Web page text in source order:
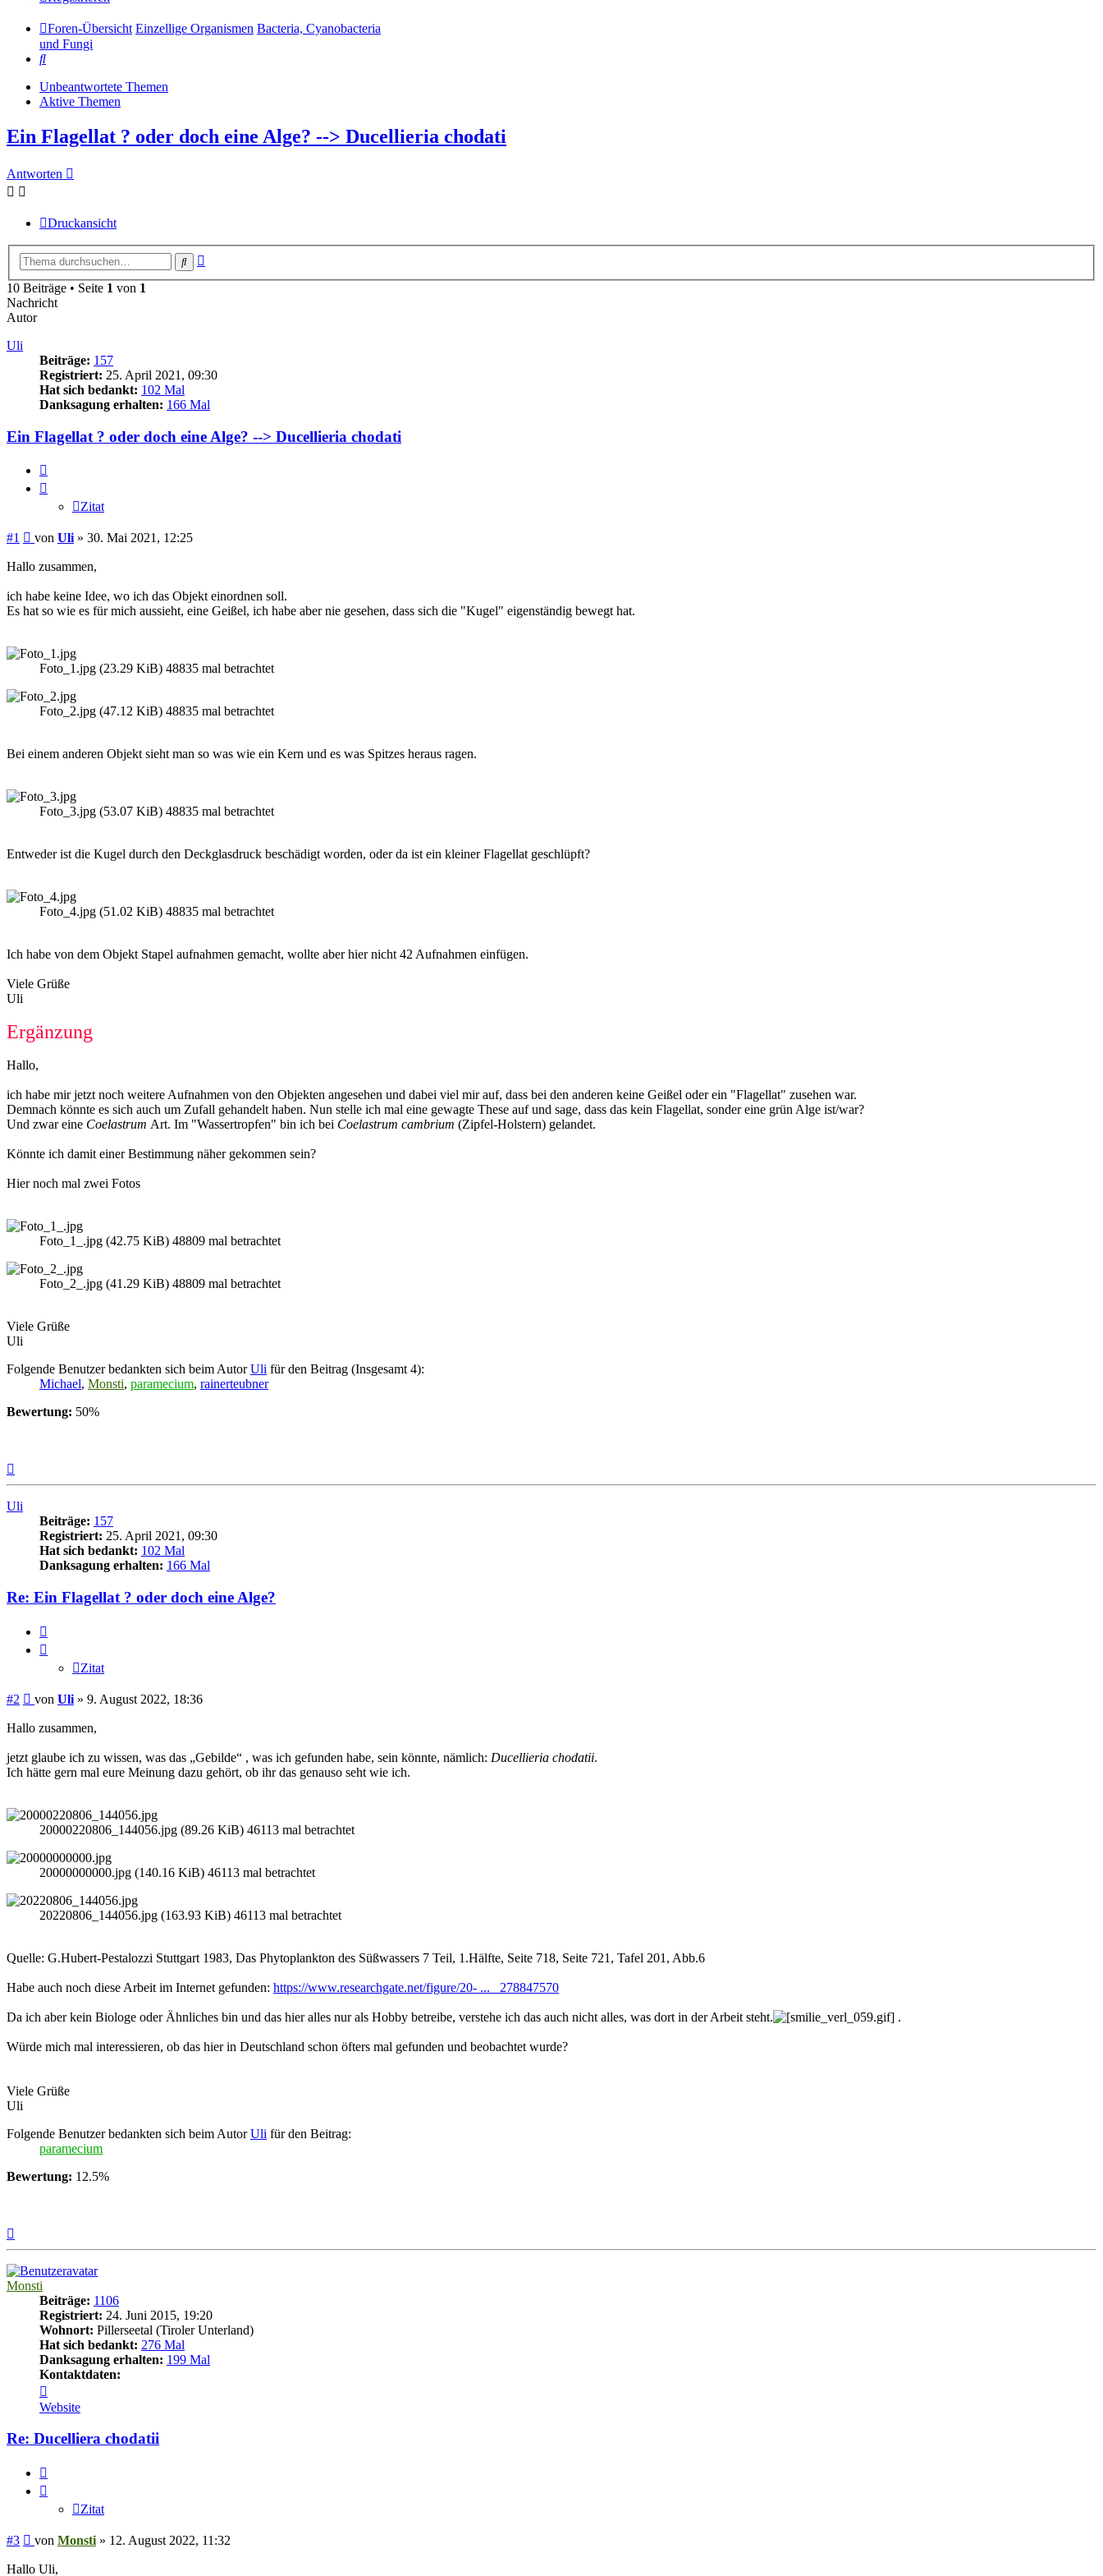
Foren-Übersicht Einzellige Organismen Bacteria, Cyanobacteria
und Fungi
Suche
Unbeantwortete Themen
Aktive Themen
Ein Flagellat ? oder doch eine Alge? --> Ducellieria chodati
Antworten
Druckansicht
Suche
10 Beiträge • Seite 1 von 1
Nachricht
Autor
Uli
Beiträge: 157
Registriert: 25. April 2021, 09:30
Hat sich bedankt: 102 Mal
Danksagung erhalten: 166 Mal
Ein Flagellat ? oder doch eine Alge? --> Ducellieria chodati
Zitat
#1 Beitrag
von Uli » 30. Mai 2021, 12:25
Hallo zusammen,
ich habe keine Idee, wo ich das Objekt einordnen soll.
Es hat so wie es für mich aussieht, eine Geißel, ich habe aber nie gesehen, dass sich die "Kugel" eigenständig bewegt hat.
Foto_1.jpg (23.29 KiB) 48835 mal betrachtet
Foto_2.jpg (47.12 KiB) 48835 mal betrachtet
Bei einem anderen Objekt sieht man so was wie ein Kern und es was Spitzes heraus ragen.
Foto_3.jpg (53.07 KiB) 48835 mal betrachtet
Entweder ist die Kugel durch den Deckglasdruck beschädigt worden, oder da ist ein kleiner Flagellat geschlüpft?
Foto_4.jpg (51.02 KiB) 48835 mal betrachtet
Ich habe von dem Objekt Stapel aufnahmen gemacht, wollte aber hier nicht 42 Aufnahmen einfügen.
Viele Grüße
Uli
Ergänzung
Hallo,
ich habe mir jetzt noch weitere Aufnahmen von den Objekten angesehen und dabei viel mir auf, dass bei den anderen keine Geißel oder ein "Flagellat" zusehen war.
Demnach könnte es sich auch um Zufall gehandelt haben. Nun stelle ich mal eine gewagte These auf und sage, dass das kein Flagellat, sonder eine grün Alge ist/war?
Und zwar eine Coelastrum Art. Im "Wassertropfen" bin ich bei Coelastrum cambrium (Zipfel-Holstern) gelandet.
Könnte ich damit einer Bestimmung näher gekommen sein?
Hier noch mal zwei Fotos
Foto_1_.jpg (42.75 KiB) 48809 mal betrachtet
Foto_2_.jpg (41.29 KiB) 48809 mal betrachtet
Viele Grüße
Uli
Folgende Benutzer bedankten sich beim AutorUli für den Beitrag (Insgesamt 4):
Michael, Monsti, paramecium, rainerteubner
Bewertung: 50%
Uli
Beiträge: 157
Registriert: 25. April 2021, 09:30
Hat sich bedankt: 102 Mal
Danksagung erhalten: 166 Mal
Re: Ein Flagellat ? oder doch eine Alge?
Zitat
#2 Beitrag
von Uli » 9. August 2022, 18:36
Hallo zusammen,
jetzt glaube ich zu wissen, was das „Gebilde“ , was ich gefunden habe, sein könnte, nämlich: Ducellieria chodatii.
Ich hätte gern mal eure Meinung dazu gehört, ob ihr das genauso seht wie ich.
20000220806_144056.jpg (89.26 KiB) 46113 mal betrachtet
20000000000.jpg (140.16 KiB) 46113 mal betrachtet
20220806_144056.jpg (163.93 KiB) 46113 mal betrachtet
Quelle: G.Hubert-Pestalozzi Stuttgart 1983, Das Phytoplankton des Süßwassers 7 Teil, 1.Hälfte, Seite 718, Seite 721, Tafel 201, Abb.6
Habe auch noch diese Arbeit im Internet gefunden: https://www.researchgate.net/figure/20- ... _278847570
Da ich aber kein Biologe oder Ähnliches bin und das hier alles nur als Hobby betreibe, verstehe ich das auch nicht alles, was dort in der Arbeit steht. .
Würde mich mal interessieren, ob das hier in Deutschland schon öfters mal gefunden und beobachtet wurde?
Viele Grüße
Uli
Folgende Benutzer bedankten sich beim AutorUli für den Beitrag:
paramecium
Bewertung: 12.5%
Monsti
Beiträge: 1106
Registriert: 24. Juni 2015, 19:20
Wohnort: Pillerseetal (Tiroler Unterland)
Hat sich bedankt: 276 Mal
Danksagung erhalten: 199 Mal
Kontaktdaten:
von
Monsti
Website
Re: Ducelliera chodatii
Zitat
#3 Beitrag
von Monsti » 12. August 2022, 11:32
Hallo Uli,